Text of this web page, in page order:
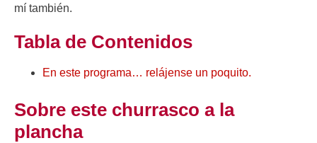
mí también.
Tabla de Contenidos
En este programa… relájense un poquito.
Sobre este churrasco a la
plancha